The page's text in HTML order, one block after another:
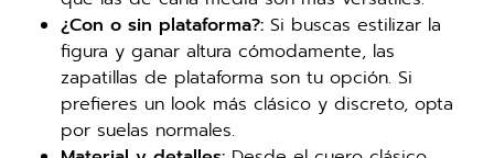
¿Con o sin plataforma?: Si buscas estilizar la
figura y ganar altura cómodamente, las
zapatillas de plataforma son tu opción. Si
prefieres un look más clásico y discreto, opta
por suelas normales.